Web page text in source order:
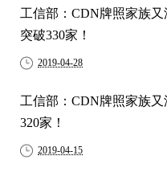
工信部：CDN牌照家族
突破330家！
2019-04-28
工信部：CDN牌照家族
320家！
2019-04-15